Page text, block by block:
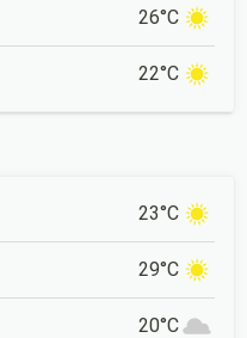
26°C
22°C
23°C
29°C
20°C